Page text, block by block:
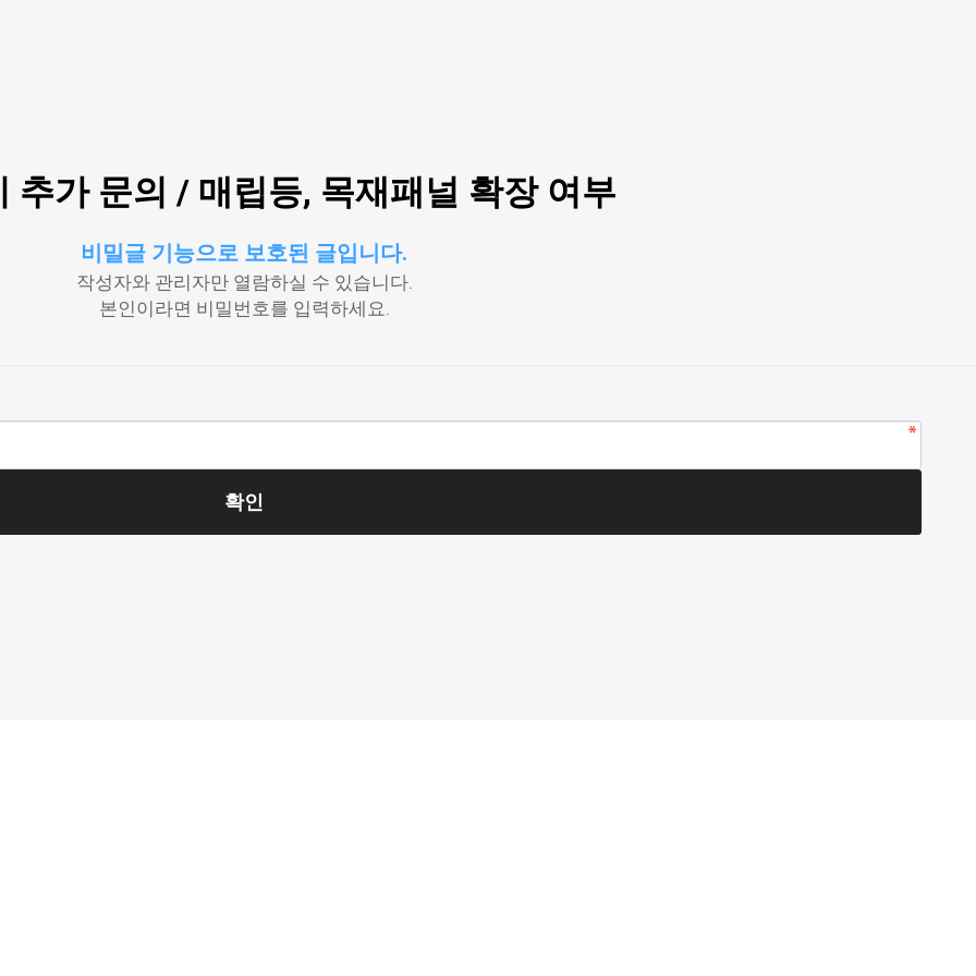
추가 문의 / 매립등, 목재패널 확장 여부
비밀글 기능으로 보호된 글입니다.
작성자와 관리자만 열람하실 수 있습니다.
본인이라면 비밀번호를 입력하세요.